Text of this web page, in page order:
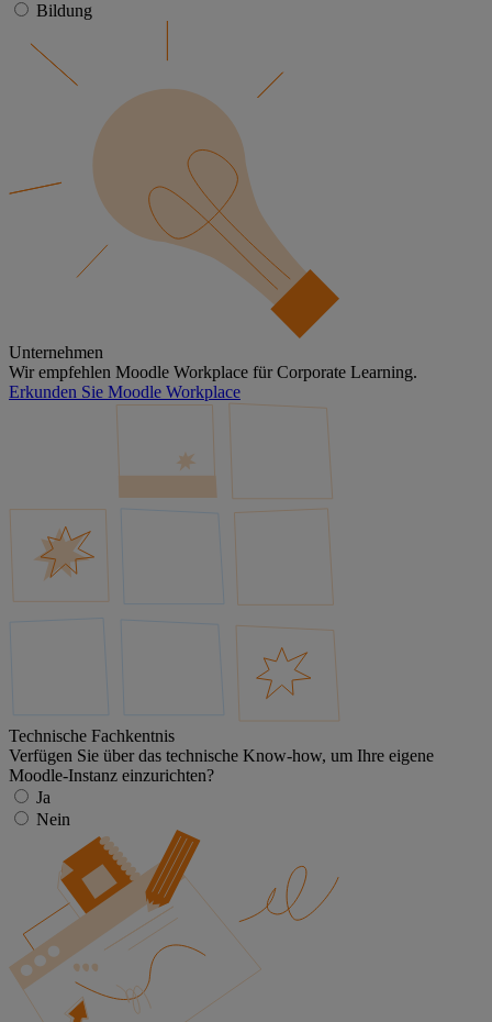
Bildung
Unternehmen
Wir empfehlen Moodle Workplace für Corporate Learning.
Erkunden Sie Moodle Workplace
Technische Fachkentnis
Verfügen Sie über das technische Know-how, um Ihre eigene
Moodle-Instanz einzurichten?
Ja
Nein